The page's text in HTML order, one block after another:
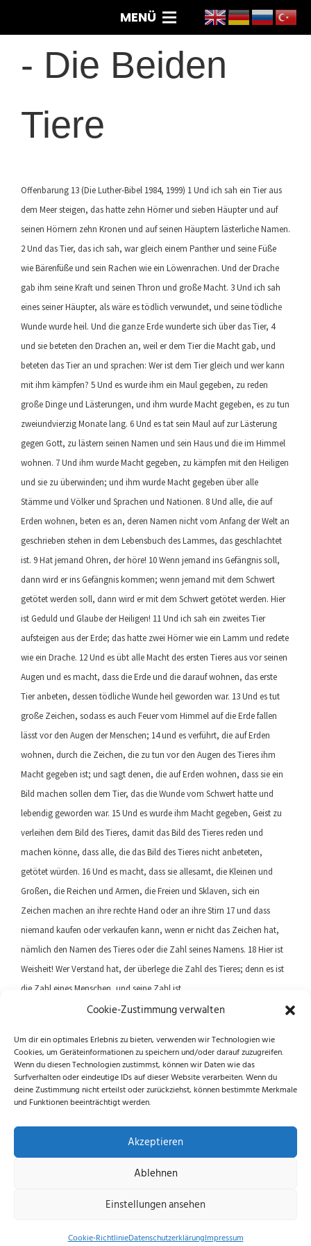
Cookie-Zustimmung verwalten
Um dir ein optimales Erlebnis zu bieten, verwenden wir Technologien wie
Cookies, um Geräteinformationen zu speichern und/oder darauf zuzugreifen.
Wenn du diesen Technologien zustimmst, können wir Daten wie das
Surfverhalten oder eindeutige IDs auf dieser Website verarbeiten. Wenn du
deine Zustimmung nicht erteilst oder zurückziehst, können bestimmte Merkmale
und Funktionen beeinträchtigt werden.
Akzeptieren
Ablehnen
Einstellungen ansehen
Cookie-RichtlinieDatenschutzerklärungImpressum
MENÜ
- Die Beiden
Tiere
Offenbarung 13 (Die Luther-Bibel 1984, 1999) 1 Und ich sah ein Tier aus
dem Meer steigen, das hatte zehn Hörner und sieben Häupter und auf
seinen Hörnern zehn Kronen und auf seinen Häuptern lästerliche Namen.
2 Und das Tier, das ich sah, war gleich einem Panther und seine Füße
wie Bärenfüße und sein Rachen wie ein Löwenrachen. Und der Drache
gab ihm seine Kraft und seinen Thron und große Macht. 3 Und ich sah
eines seiner Häupter, als wäre es tödlich verwundet, und seine tödliche
Wunde wurde heil. Und die ganze Erde wunderte sich über das Tier, 4
und sie beteten den Drachen an, weil er dem Tier die Macht gab, und
beteten das Tier an und sprachen: Wer ist dem Tier gleich und wer kann
mit ihm kämpfen? 5 Und es wurde ihm ein Maul gegeben, zu reden
große Dinge und Lästerungen, und ihm wurde Macht gegeben, es zu tun
zweiundvierzig Monate lang. 6 Und es tat sein Maul auf zur Lästerung
gegen Gott, zu lästern seinen Namen und sein Haus und die im Himmel
wohnen. 7 Und ihm wurde Macht gegeben, zu kämpfen mit den Heiligen
und sie zu überwinden; und ihm wurde Macht gegeben über alle
Stämme und Völker und Sprachen und Nationen. 8 Und alle, die auf
Erden wohnen, beten es an, deren Namen nicht vom Anfang der Welt an
geschrieben stehen in dem Lebensbuch des Lammes, das geschlachtet
ist. 9 Hat jemand Ohren, der höre! 10 Wenn jemand ins Gefängnis soll,
dann wird er ins Gefängnis kommen; wenn jemand mit dem Schwert
getötet werden soll, dann wird er mit dem Schwert getötet werden. Hier
ist Geduld und Glaube der Heiligen! 11 Und ich sah ein zweites Tier
aufsteigen aus der Erde; das hatte zwei Hörner wie ein Lamm und redete
wie ein Drache. 12 Und es übt alle Macht des ersten Tieres aus vor seinen
Augen und es macht, dass die Erde und die darauf wohnen, das erste
Tier anbeten, dessen tödliche Wunde heil geworden war. 13 Und es tut
große Zeichen, sodass es auch Feuer vom Himmel auf die Erde fallen
lässt vor den Augen der Menschen; 14 und es verführt, die auf Erden
wohnen, durch die Zeichen, die zu tun vor den Augen des Tieres ihm
Macht gegeben ist; und sagt denen, die auf Erden wohnen, dass sie ein
Bild machen sollen dem Tier, das die Wunde vom Schwert hatte und
lebendig geworden war. 15 Und es wurde ihm Macht gegeben, Geist zu
verleihen dem Bild des Tieres, damit das Bild des Tieres reden und
machen könne, dass alle, die das Bild des Tieres nicht anbeteten,
getötet würden. 16 Und es macht, dass sie allesamt, die Kleinen und
Großen, die Reichen und Armen, die Freien und Sklaven, sich ein
Zeichen machen an ihre rechte Hand oder an ihre Stirn 17 und dass
niemand kaufen oder verkaufen kann, wenn er nicht das Zeichen hat,
nämlich den Namen des Tieres oder die Zahl seines Namens. 18 Hier ist
Weisheit! Wer Verstand hat, der überlege die Zahl des Tieres; denn es ist
die Zahl eines Menschen, und seine Zahl ist
sechshundertundsechsundsechzig.
Next article
Previous article
Folge uns auf Instagram und Facebook!
Datenschutzerklärung|Impressum
Richtlinie (EU)
© 2026 echus.de